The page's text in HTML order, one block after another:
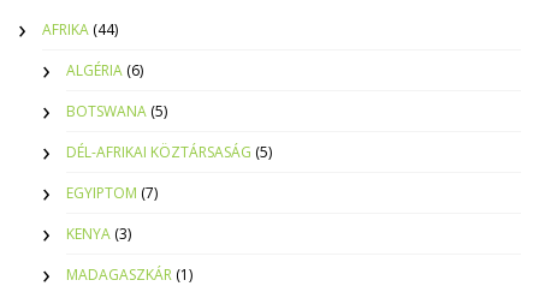
AFRIKA (44)
ALGÉRIA (6)
BOTSWANA (5)
DÉL-AFRIKAI KÖZTÁRSASÁG (5)
EGYIPTOM (7)
KENYA (3)
MADAGASZKÁR (1)